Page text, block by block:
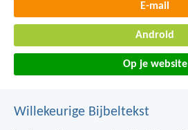
E-mail
Android
Op je website
Willekeurige Bijbeltekst